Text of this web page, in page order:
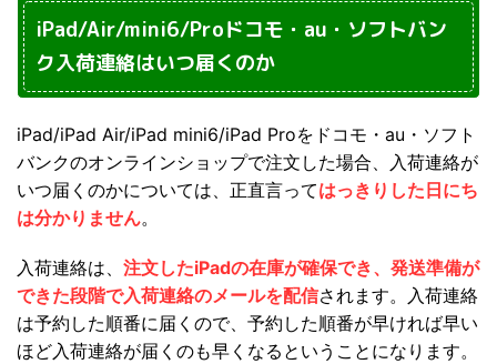
iPad/Air/mini6/Proドコモ・au・ソフトバン
ク入荷連絡はいつ届くのか
iPad/iPad Air/iPad mini6/iPad Proをドコモ・au・ソフト
バンクのオンラインショップで注文した場合、入荷連絡が
いつ届くのかについては、正直言ってはっきりした日にち
は分かりません。
入荷連絡は、 注文したiPadの在庫が確保でき、発送準備が
できた段階で入荷連絡のメールを配信されます。入荷連絡
は予約した順番に届くので、予約した順番が早ければ早い
ほど入荷連絡が届くのも早くなるということになります。